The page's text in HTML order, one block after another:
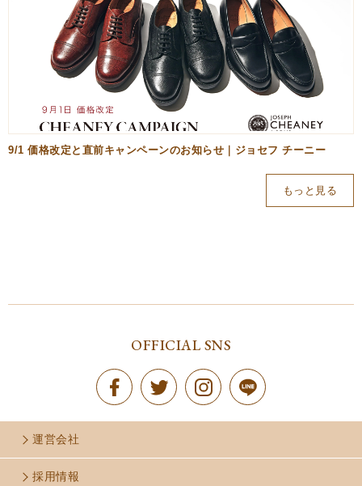
9/1 価格改定と直前キャンペーンのお知らせ｜ジョセフ チーニー
もっと見る
OFFICIAL SNS
運営会社
採用情報